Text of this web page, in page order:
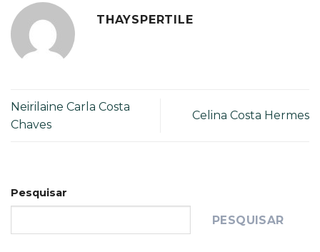
THAYSPERTILE
Neirilaine Carla Costa
Chaves
Celina Costa Hermes
Pesquisar
PESQUISAR